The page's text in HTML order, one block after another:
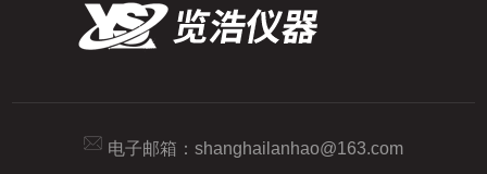
电子邮箱： shanghailanhao@163.com